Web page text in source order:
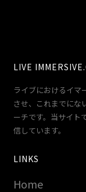
LIVE
ライブにおけるイマ
させ、これまでにな
ーチです。当サイト
信しています。
LINKS
Home